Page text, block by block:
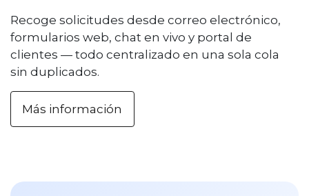
Recoge solicitudes desde correo electrónico,
formularios web, chat en vivo y portal de
clientes — todo centralizado en una sola cola
sin duplicados.
Más información